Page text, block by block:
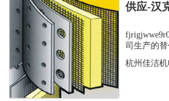
供应-汉
司生产的
杭州佳洁